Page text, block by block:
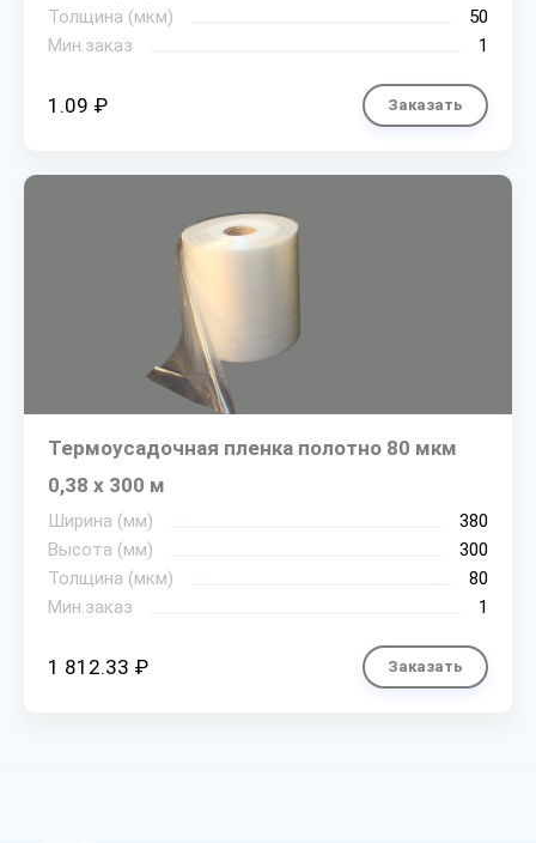
Толщина (мкм)
50
Мин.заказ
1
1.09 ₽ Заказать
Термоусадочная пленка полотно 80 мкм
0,38 х 300 м
Ширина (мм)
380
Высота (мм)
300
Толщина (мкм)
80
Мин.заказ
1
1 812.33 ₽ Заказать